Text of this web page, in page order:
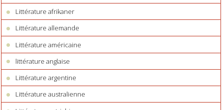
Littérature afrikaner
Littérature allemande
Littérature américaine
littérature anglaise
Littérature argentine
Littérature australienne